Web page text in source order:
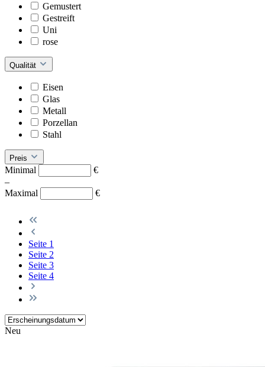
Gemustert
Gestreift
Uni
rose
Qualität
Eisen
Glas
Metall
Porzellan
Stahl
Preis
Minimal
€
–
Maximal
€
Seite 1
Seite 2
Seite 3
Seite 4
Neu